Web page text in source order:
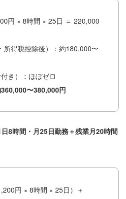
円 × 8時間 × 25日 ＝ 220,000
所得税控除後）：約180,000〜
き）：ほぼゼロ
〜380,000円
8時間・月25日勤務＋残業月20時間
円 × 8時間 × 25日）＋